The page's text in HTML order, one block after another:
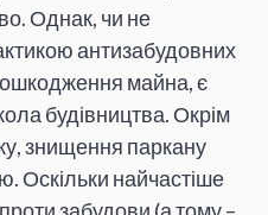
Однак, чи не
антизабудовних
майна, є
будівництва. Окрім
знищення паркану
Оскільки найчастіше